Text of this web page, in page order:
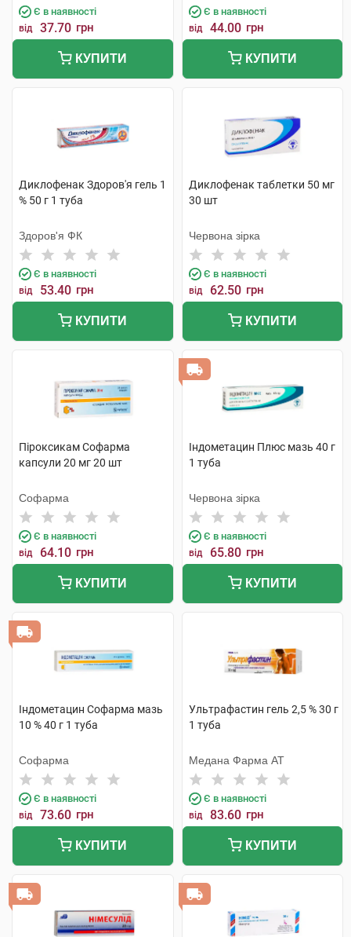
Є в наявності
від 37.70 грн
КУПИТИ
Є в наявності
від 44.00 грн
КУПИТИ
Диклофенак Здоров'я гель 1
% 50 г 1 туба
Здоров'я ФК
Є в наявності
від 53.40 грн
КУПИТИ
Диклофенак таблетки 50 мг
30 шт
Червона зірка
Є в наявності
від 62.50 грн
КУПИТИ
Піроксикам Софарма
капсули 20 мг 20 шт
Софарма
Є в наявності
від 64.10 грн
КУПИТИ
Індометацин Плюс мазь 40 г
1 туба
Червона зірка
Є в наявності
від 65.80 грн
КУПИТИ
Індометацин Софарма мазь
10 % 40 г 1 туба
Софарма
Є в наявності
від 73.60 грн
КУПИТИ
Ультрафастин гель 2,5 % 30 г
1 туба
Медана Фарма АТ
Є в наявності
від 83.60 грн
КУПИТИ